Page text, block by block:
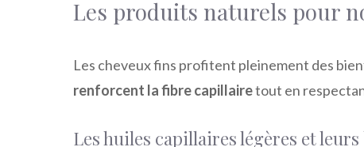
Les produits naturels pour
Les cheveux fins profitent pleinement des
renforcent la fibre capillairetout en
Les huiles capillaires légères et